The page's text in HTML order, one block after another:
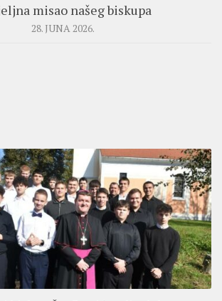
misao našeg biskupa
28. JUNA 2026.